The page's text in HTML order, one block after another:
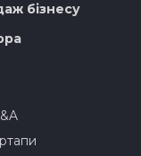
бізнесу